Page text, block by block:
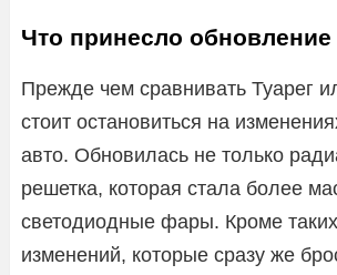
Что принесло
Прежде чем сравнивать Туарег
стоит остановиться на
авто. Обновилась не только
решетка, которая стала более
светодиодные фары. Кроме
изменений, которые сразу же